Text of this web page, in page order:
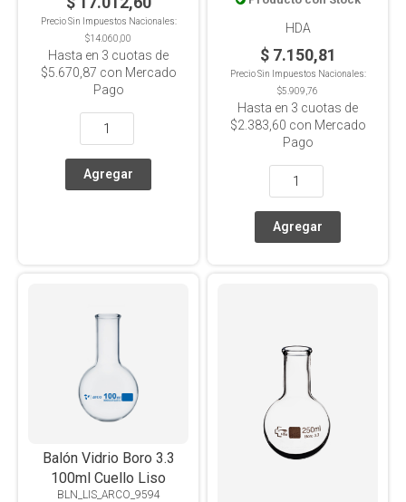
Precio Sin Impuestos Nacionales:
$14.060,00
Hasta en 3 cuotas de
$5.670,87 con Mercado
Pago
HDA
$ 7.150,81
Precio Sin Impuestos Nacionales:
$5.909,76
Hasta en 3 cuotas de
$2.383,60 con Mercado
Pago
Balón Vidrio Boro 3.3
100ml Cuello Liso
BLN_LIS_ARCO_9594